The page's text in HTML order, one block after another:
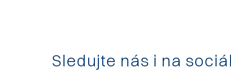
Sledujte nás i na